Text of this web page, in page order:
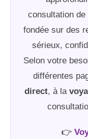
consultation de
fondée sur des
sérieux,
Selon votre
différentes
direct, à la
👉